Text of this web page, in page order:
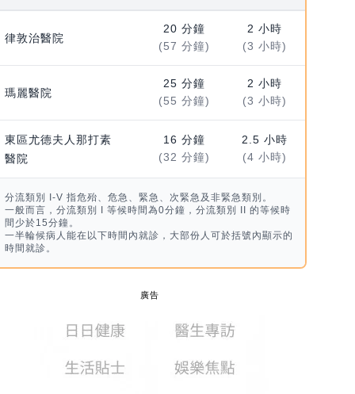
律敦治醫院
20 分鐘
(57 分鐘)
2 小時
(3 小時)
瑪麗醫院
25 分鐘
(55 分鐘)
2 小時
(3 小時)
東區尤德夫人那打素
醫院
16 分鐘
(32 分鐘)
2.5 小時
(4 小時)
分流類別 I-V 指危殆、危急、緊急、次緊急及非緊急類別。
一般而言，分流類別 I 等候時間為0分鐘，分流類別 II 的等候時
間少於15分鐘。
一半輪候病人能在以下時間內就診，大部份人可於括號內顯示的
時間就診。
廣告